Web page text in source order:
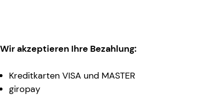
Wir akzeptieren Ihre Bezahlung:
Kreditkarten VISA und MASTER
giropay